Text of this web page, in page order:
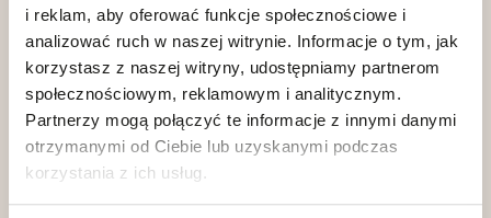
i reklam, aby oferować funkcje społecznościowe i
analizować ruch w naszej witrynie. Informacje o tym, jak
korzystasz z naszej witryny, udostępniamy partnerom
społecznościowym, reklamowym i analitycznym.
Partnerzy mogą połączyć te informacje z innymi danymi
otrzymanymi od Ciebie lub uzyskanymi podczas
korzystania z ich usług.
Klub dla
Przyjaciół
W.KRUK
Dołącz
Katalogi
W.KRUK
Zobacz